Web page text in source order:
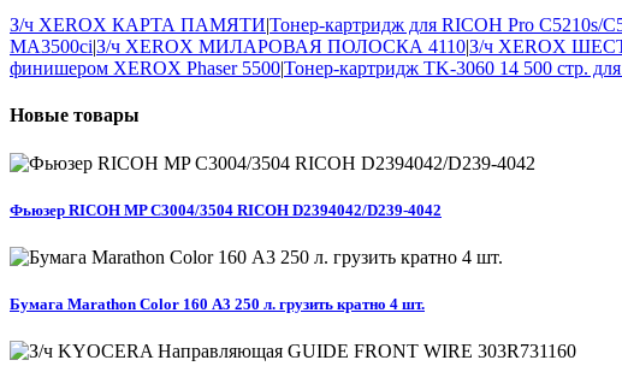
З/ч XEROX КАРТА ПАМЯТИ|Тонер-картридж для RICOH Pro C5210s/
MA3500ci|З/ч XEROX МИЛАРОВАЯ ПОЛОСКА 4110|З/ч XEROX
финишером XEROX Phaser 5500|Тонер-картридж TK-3060 14 500 стр.
Новые товары
Фьюзер RICOH MP C3004/3504 RICOH D2394042/D239-4042
Бумага Marathon Color 160 А3 250 л. грузить кратно 4 шт.